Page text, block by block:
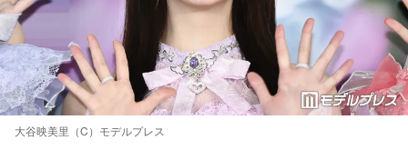
大谷映美里（C）モデルプレス